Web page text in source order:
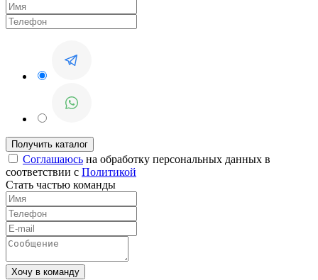
Соглашаюсь на обработку персональных данных в
соответствии с Политикой
Стать частью команды